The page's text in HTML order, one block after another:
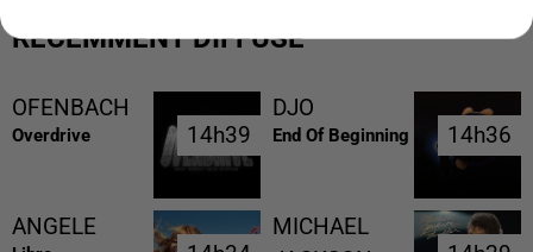
RÉCEMMENT DIFFUSÉ
OFENBACH
Overdrive 14h39
14h39
DJO
End Of Beginning 14h36
14h36
ANGELE
MICHAEL